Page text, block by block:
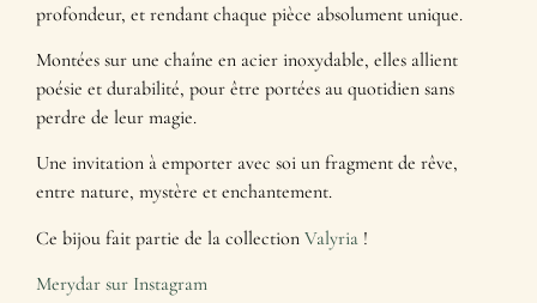
profondeur, et rendant chaque pièce absolument unique.
Montées sur une chaîne en acier inoxydable, elles allient
poésie et durabilité, pour être portées au quotidien sans
perdre de leur magie.
Une invitation à emporter avec soi un fragment de rêve,
entre nature, mystère et enchantement.
Ce bijou fait partie de la collection Valyria !
Merydar sur Instagram